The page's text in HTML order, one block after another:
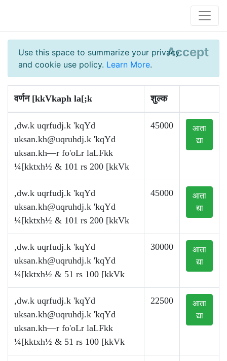
Use this space to summarize your privacy
and cookie use policy. Learn More.
Accept
वर्णन [kkVkaph la[;k शुल्क
,dw.k uqrfudj.k 'kqYd
uksan.kh@uqruhdj.k 'kqYd
uksan.kh—r fo'oLr laLFkk
¼[kktxh½ & 101 rs 200 [kkVk
45000
आता
द्या
,dw.k uqrfudj.k 'kqYd
uksan.kh@uqruhdj.k 'kqYd
¼[kktxh½ & 101 rs 200 [kkVk
45000
आता
द्या
,dw.k uqrfudj.k 'kqYd
uksan.kh@uqruhdj.k 'kqYd
¼[kktxh½ & 51 rs 100 [kkVk
30000
आता
द्या
,dw.k uqrfudj.k 'kqYd
uksan.kh@uqruhdj.k 'kqYd
uksan.kh—r fo'oLr laLFkk
¼[kktxh½ & 51 rs 100 [kkVk
22500
आता
द्या